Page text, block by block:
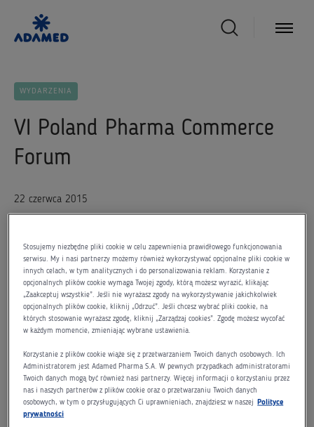
WYDARZENIA
VI Poland Pharma Commerce
Forum
22 czerwca 2015
Dwudniowe spotkanie poprowadził Mariusz Borkowski –
Business Unit Manager Grupy Adamed. Szereg prelekcji
dotyczył kondycji oraz prognoz rozwoju rynku
farmaceutycznego.
Wykłady poprzedził panel dyskusyjny pod hasłem:
„Pharma 2015 vs Pharma 2025 czyli co nas czeka w
przyszłości?.” W debacie uczestniczył Michał Wieczorek –
Stosujemy niezbędne pliki cookie w celu zapewnienia prawidłowego funkcjonowania
serwisu. My i nasi partnerzy możemy również wykorzystywać opcjonalne pliki cookie w
innych celach, w tym analitycznych i do personalizowania reklam. Korzystanie z
opcjonalnych plików cookie wymaga Twojej zgody, którą możesz wyrazić, klikając
„Zaakceptuj wszystkie”. Jeśli nie wyrażasz zgody na wykorzystywanie jakichkolwiek
opcjonalnych plików cookie, kliknij „Odrzuć”. Jeśli chcesz wybrać pliki cookie, na
których stosowanie wyrażasz zgodę, kliknij „Zarządzaj cookies”. Zgodę możesz wycofać
w każdym momencie, zmieniając wybrane ustawienia.
Korzystanie z plików cookie wiąże się z przetwarzaniem Twoich danych osobowych. Ich
Administratorem jest Adamed Pharma S.A. W pewnych przypadkach administratorami
Twoich danych mogą być również nasi partnerzy. Więcej informacji o korzystaniu przez
nas i naszych partnerów z plików cookie oraz o przetwarzaniu Twoich danych
osobowych, w tym o przysługujących Ci uprawnieniach, znajdziesz w naszej Polityce
prywatności